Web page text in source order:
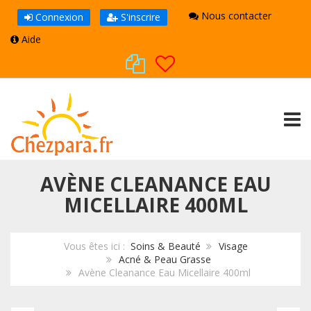
Connexion S'inscrire
Nous contacter
Aide
AVÈNE CLEANANCE EAU
MICELLAIRE 400ML
Vous êtes ici : Soins & Beauté
Visage
Acné & Peau Grasse
Avène Cleanance Eau Micellaire 400ml